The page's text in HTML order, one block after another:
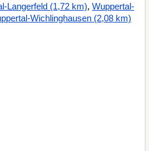
Langerfeld (1,72 km), Wuppertal-
Wichlinghausen (2,08 km)